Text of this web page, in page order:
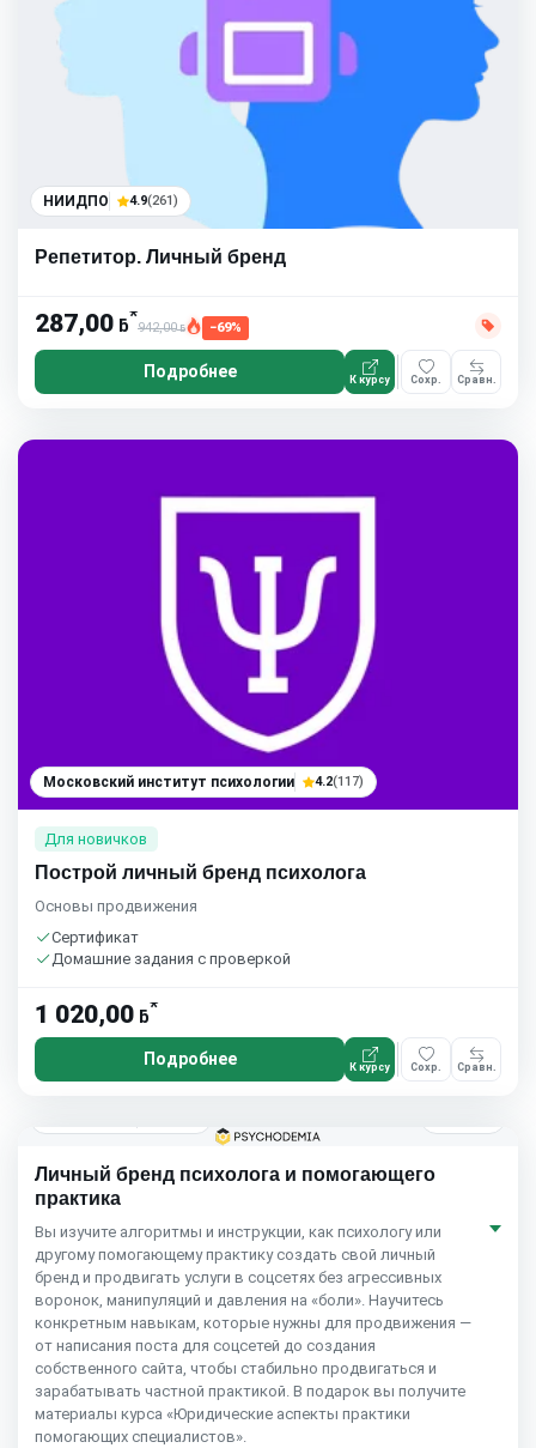
НИИДПО 4.9(261)
Репетитор. Личный бренд
287,00 ƃ*
942,00ƃ −69%
Подробнее К курсу Сохр. Сравн.
Московский институт психологии 4.2(117)
Для новичков
Построй личный бренд психолога
Основы продвижения
Сертификат
Домашние задания с проверкой
1 020,00 ƃ*
Подробнее К курсу Сохр. Сравн.
Личный бренд психолога и помогающего
практика
Вы изучите алгоритмы и инструкции, как психологу или
другому помогающему практику создать свой личный
бренд и продвигать услуги в соцсетях без агрессивных
воронок, манипуляций и давления на «боли». Научитесь
конкретным навыкам, которые нужны для продвижения —
от написания поста для соцсетей до создания
собственного сайта, чтобы стабильно продвигаться и
зарабатывать частной практикой. В подарок вы получите
материалы курса «Юридические аспекты практики
помогающих специалистов».